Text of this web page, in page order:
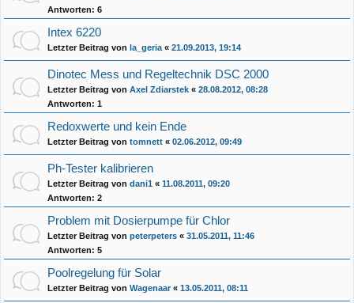
Antworten: 6
Intex 6220
Letzter Beitrag von la_geria « 21.09.2013, 19:14
Dinotec Mess und Regeltechnik DSC 2000
Letzter Beitrag von Axel Zdiarstek « 28.08.2012, 08:28
Antworten: 1
Redoxwerte und kein Ende
Letzter Beitrag von tomnett « 02.06.2012, 09:49
Ph-Tester kalibrieren
Letzter Beitrag von dani1 « 11.08.2011, 09:20
Antworten: 2
Problem mit Dosierpumpe für Chlor
Letzter Beitrag von peterpeters « 31.05.2011, 11:46
Antworten: 5
Poolregelung für Solar
Letzter Beitrag von Wagenaar« 13.05.2011, 08:11